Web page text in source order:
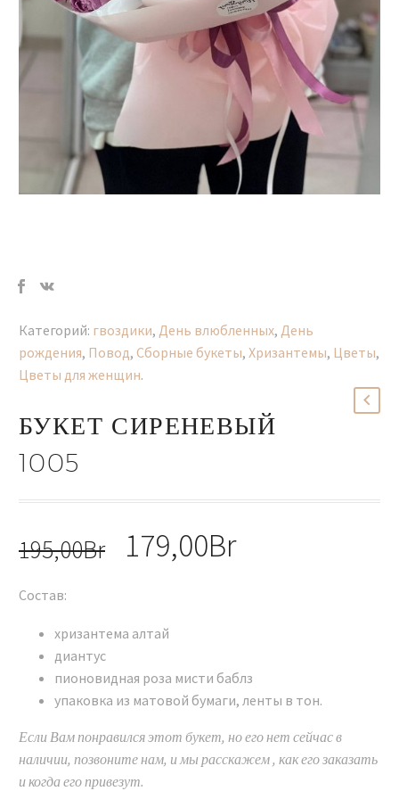
Категорий: гвоздики, День влюбленных, День
рождения, Повод, Сборные букеты, Хризантемы, Цветы,
Цветы для женщин.
БУКЕТ СИРЕНЕВЫЙ
1005
195,00Br
Первоначальная
195,00Br.
179,00BrТекущая
Состав:
хризантема алтай
диантус
пионовидная роза мисти баблз
упаковка из матовой бумаги, ленты в тон.
Если Вам понравился этот букет, но его нет сейчас в
наличии, позвоните нам, и мы расскажем , как его заказать
и когда его привезут.